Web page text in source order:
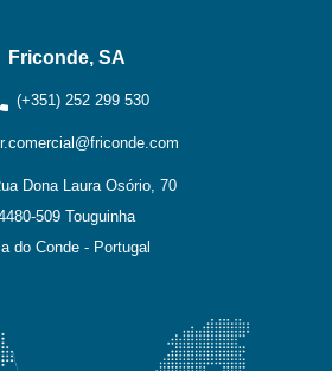
Friconde, SA
(+351) 252 299 530
Dona Laura Osório, 70
509 Touguinha
do Conde - Portugal